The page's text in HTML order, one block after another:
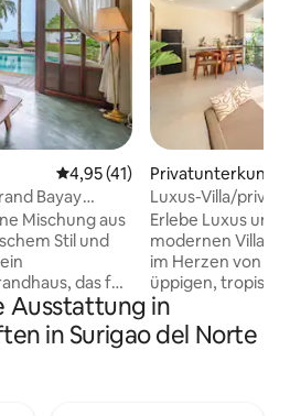
Durchschnittliche Bewertung:
4,95 (41)
Bayay
Mischung aus
Stil und
das für
Personal,
der von
Privatunterkunft
Luxus-Villa/
von Cloud 9/
Erlebe Luxus und
modernen Villa
im Herzen von
üppigen,
Villa verfügt über
Swimmingpool,
Ausstattung in
in Surigao del Norte